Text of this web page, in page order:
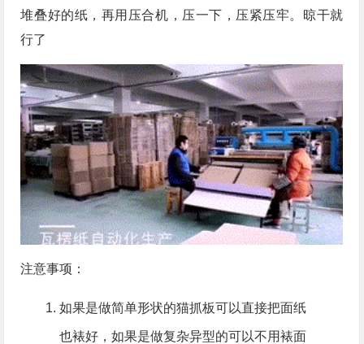
堆叠好的纸，再用压合机，压一下，压紧压牢。晾干就
行了
注意事项：
如果是做简单形状的猫抓板可以直接把面纸
也裱好，如果是做复杂异型的可以不用裱面